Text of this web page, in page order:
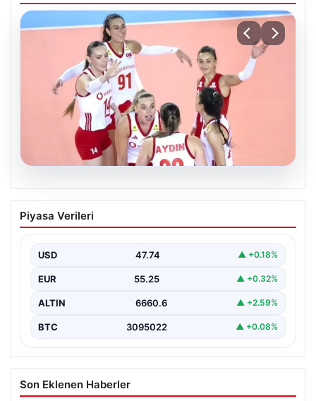
Filenin Sultanları, Fransa’yı Yenilmez
Serisini Sürdürüyor
öncesinde yaptığı hazırlık maçlarında gösterdiği üstün
performansla…
Piyasa Verileri
USD 47.74 ▲ +0.18%
EUR 55.25 ▲ +0.32%
ALTIN 6660.6 ▲ +2.59%
BTC 3095022 ▲ +0.08%
Son Eklenen Haberler